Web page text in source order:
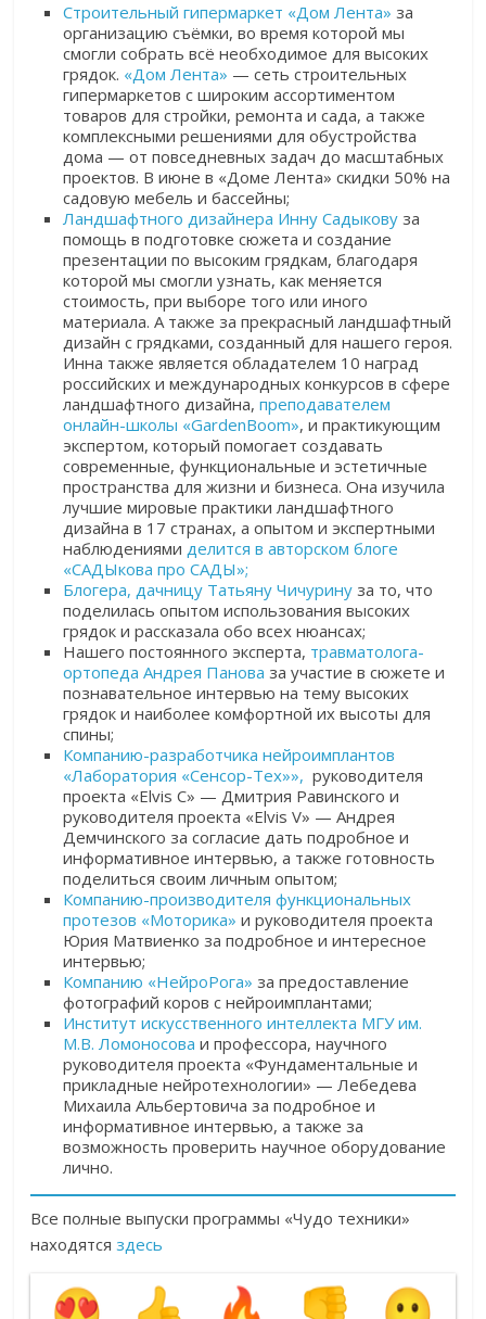
Строительный гипермаркет «Дом Лента» за
организацию съёмки, во время которой мы
смогли собрать всё необходимое для высоких
грядок. «Дом Лента» — сеть строительных
гипермаркетов с широким ассортиментом
товаров для стройки, ремонта и сада, а также
комплексными решениями для обустройства
дома — от повседневных задач до масштабных
проектов. В июне в «Доме Лента» скидки 50% на
садовую мебель и бассейны;
Ландшафтного дизайнера Инну Садыковуза
помощь в подготовке сюжета и создание
презентации по высоким грядкам, благодаря
которой мы смогли узнать, как меняется
стоимость, при выборе того или иного
материала. А также за прекрасный ландшафтный
дизайн с грядками, созданный для нашего героя.
Инна также является обладателем 10 наград
российских и международных конкурсов в сфере
ландшафтного дизайна,преподавателем
онлайн-школы «GardenBoom», и практикующим
экспертом, который помогает создавать
современные, функциональные и эстетичные
пространства для жизни и бизнеса. Она изучила
лучшие мировые практики ландшафтного
дизайна в 17 странах, а опытом и экспертными
наблюдениямиделится в авторском блоге
«САДЫкова про САДЫ»;
Блогера, дачницу Татьяну Чичуринуза то, что
поделилась опытом использования высоких
грядок и рассказала обо всех нюансах;
Нашего постоянного эксперта, травматолога-
ортопеда Андрея Панова за участие в сюжете и
познавательное интервью на тему высоких
грядок и наиболее комфортной их высоты для
спины;
Компанию-разработчика нейроимплантов
«Лаборатория «Сенсор-Тех»», руководителя
проекта «Elvis C» — Дмитрия Равинского и
руководителя проекта «Elvis V» — Андрея
Демчинского за согласие дать подробное и
информативное интервью, а также готовность
поделиться своим личным опытом;
Компанию-производителя функциональных
протезов «Моторика» и руководителя проекта
Юрия Матвиенко за подробное и интересное
интервью;
Компанию «НейроРога» за предоставление
фотографий коров с нейроимплантами;
Институт искусственного интеллекта МГУ им.
М.В. Ломоносоваи профессора, научного
руководителя проекта «Фундаментальные и
прикладные нейротехнологии» — Лебедева
Михаила Альбертовича за подробное и
информативное интервью, а также за
возможность проверить научное оборудование
лично.
Все полные выпуски программы «Чудо техники»
находятсяздесь